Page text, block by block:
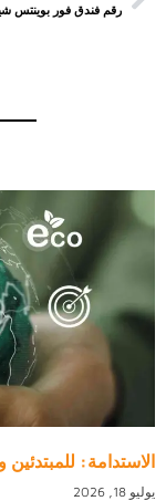
رقم فندق فور بوينتس
الاستدامة: للمبتدئين
يوليو 18, 2026